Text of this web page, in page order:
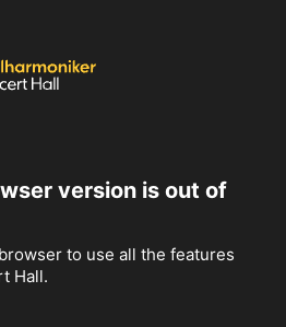
version is out of
to use all the features
Hall.